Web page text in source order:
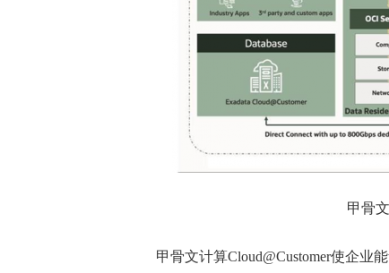
甲骨
甲骨文计算Cloud@Customer使企业